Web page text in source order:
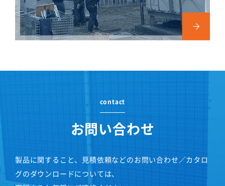
contact
お問い合わせ
製品に関すること、見積依頼などのお問い合わせ／カタロ
グのダウンロードについては、